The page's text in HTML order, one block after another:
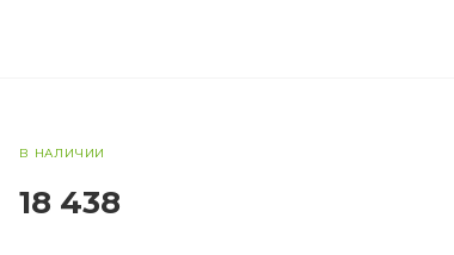
В НАЛИЧИИ
18 438